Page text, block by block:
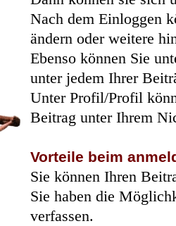
Nach dem Einloggen
ändern oder weitere
Ebenso können Sie
unter jedem Ihrer
Unter Profil/Profil
Beitrag unter Ihrem
Vorteile beim
Sie können Ihren
Sie haben die
verfassen.